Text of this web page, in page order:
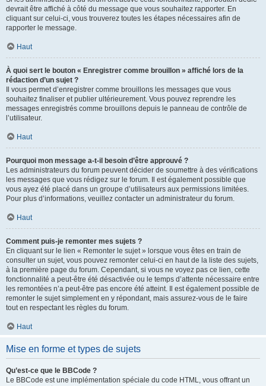
devrait être affiché à côté du message que vous souhaitez rapporter. En
cliquant sur celui-ci, vous trouverez toutes les étapes nécessaires afin de
rapporter le message.
Haut
À quoi sert le bouton « Enregistrer comme brouillon » affiché lors de la
rédaction d’un sujet ?
Il vous permet d’enregistrer comme brouillons les messages que vous
souhaitez finaliser et publier ultérieurement. Vous pouvez reprendre les
messages enregistrés comme brouillons depuis le panneau de contrôle de
l’utilisateur.
Haut
Pourquoi mon message a-t-il besoin d’être approuvé ?
Les administrateurs du forum peuvent décider de soumettre à des vérifications
les messages que vous rédigez sur le forum. Il est également possible que
vous ayez été placé dans un groupe d’utilisateurs aux permissions limitées.
Pour plus d’informations, veuillez contacter un administrateur du forum.
Haut
Comment puis-je remonter mes sujets ?
En cliquant sur le lien « Remonter le sujet » lorsque vous êtes en train de
consulter un sujet, vous pouvez remonter celui-ci en haut de la liste des sujets,
à la première page du forum. Cependant, si vous ne voyez pas ce lien, cette
fonctionnalité a peut-être été désactivée ou le temps d’attente nécessaire entre
les remontées n’a peut-être pas encore été atteint. Il est également possible de
remonter le sujet simplement en y répondant, mais assurez-vous de le faire
tout en respectant les règles du forum.
Haut
Mise en forme et types de sujets
Qu’est-ce que le BBCode ?
Le BBCode est une implémentation spéciale du code HTML, vous offrant un